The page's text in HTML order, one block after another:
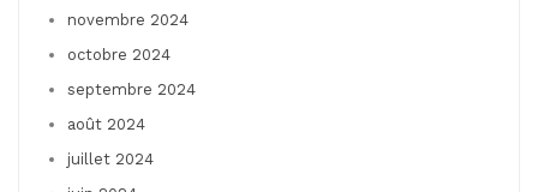
novembre 2024
octobre 2024
septembre 2024
août 2024
juillet 2024